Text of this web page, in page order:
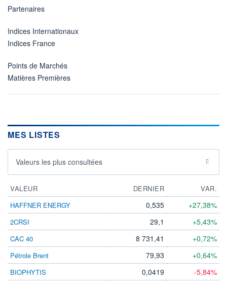
Partenaires
Indices Internationaux
Indices France
Points de Marchés
Matières Premières
MES LISTES
Valeurs les plus consultées
VALEUR DERNIER
VAR.
HAFFNER ENERGY
0,535 +27,38%
2CRSI 29,1 +5,43%
CAC 40 8 731,41 +0,72%
Pétrole Brent 79,93 +0,64%
BIOPHYTIS 0,0419 -5,84%